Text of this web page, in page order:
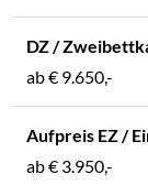
ab € 9.650,-
ab € 3.950,-